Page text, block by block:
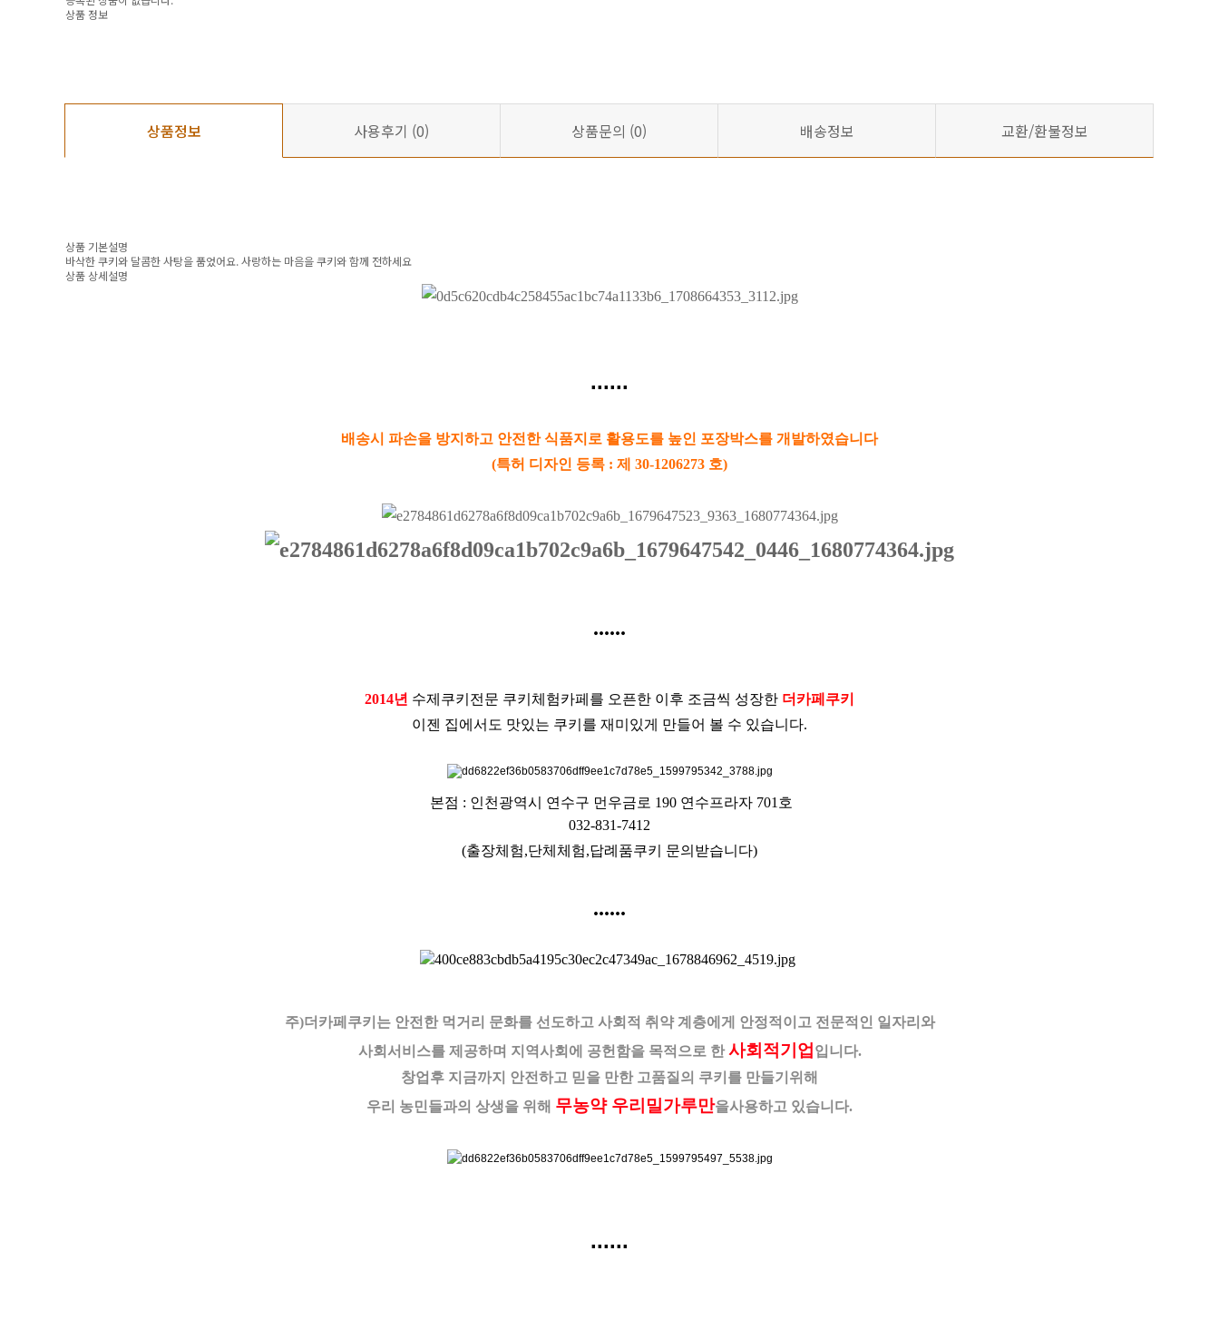
상품 정보
상품정보 사용후기 (0) 상품문의 (0) 배송정보 교환/환불정보
상품 기본설명
바삭한 쿠키와 달콤한 사탕을 품었어요. 사랑하는 마음을 쿠키와 함께 전하세요
상품 상세설명
......
배송시 파손을 방지하고 안전한 식품지로 활용도를 높인 포장박스를 개발하였습니다
(특허 디자인 등록 : 제 30-1206273 호)
......
2014년 수제쿠키전문 쿠키체험카페를 오픈한 이후 조금씩 성장한 더카페쿠키
이젠 집에서도 맛있는 쿠키를 재미있게 만들어 볼 수 있습니다.
본점 : 인천광역시 연수구 먼우금로 190 연수프라자 701호
032-831-7412
(출장체험,단체체험,답례품쿠키 문의받습니다)
......
주)더카페쿠키는 안전한 먹거리 문화를 선도하고 사회적 취약 계층에게 안정적이고 전문적인 일자리와
사회서비스를 제공하며 지역사회에 공헌함을 목적으로 한 사회적기업 입니다.
창업후 지금까지 안전하고 믿을 만한 고품질의 쿠키를 만들기위해
우리 농민들과의 상생을 위해 무농약 우리밀가루만을사용하고 있습니다.
......